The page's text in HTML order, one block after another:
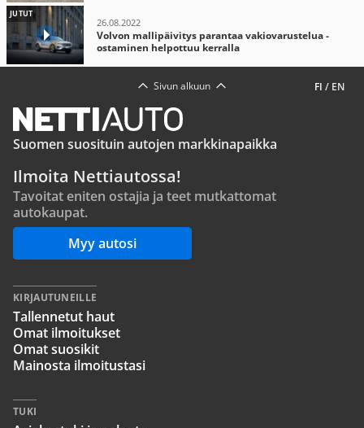
JUTUT
26.08.2022
Volvon mallipäivitys parantaa vakiovarustelua -
ostaminen helpottuu kerralla
FI / EN
Sivun alkuun
Suomen suosituin autojen markkinapaikka
Ilmoita Nettiautossa!
Tavoitat eniten ostajia ja teet mutkattomat
autokaupat.
Myy autosi
KIRJAUTUNEILLE
Tallennetut haut
Omat ilmoitukset
Omat suosikit
Mainosta ilmoitustasi
TUKI